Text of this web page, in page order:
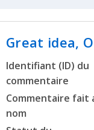
Great idea,
Identifiant (ID) du
commentaire
Commentaire fait
nom